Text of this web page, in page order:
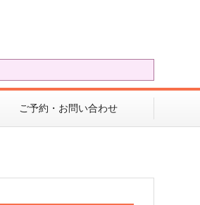
ご予約・お問い合わせ